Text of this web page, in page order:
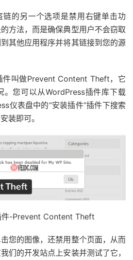
链的另一个选项是禁用右键单击功
方法，而是确保典型用户不会窃取
其他应用程序并将其链接到您的源
件叫做Prevent Content Theft，它
。您可以从WordPress插件库下载
仪表盘中的“安装插件”插件下搜索
装即可。
件-Prevent Content Theft
您的图像，还禁用整个页面，从而
们的开发站点上安装并测试了它，